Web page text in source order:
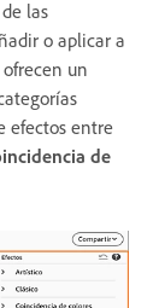
las
o aplicar a
un
efectos entre
de